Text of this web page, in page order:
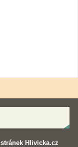
Hlivicka.cz